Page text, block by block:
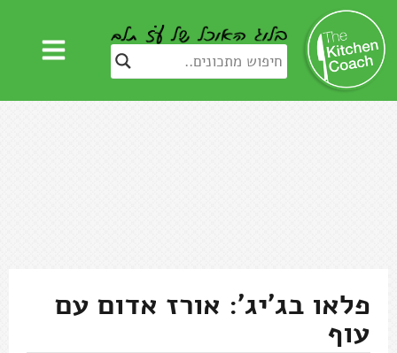
פלאו בג'יג': אורז אדום עם
עוף